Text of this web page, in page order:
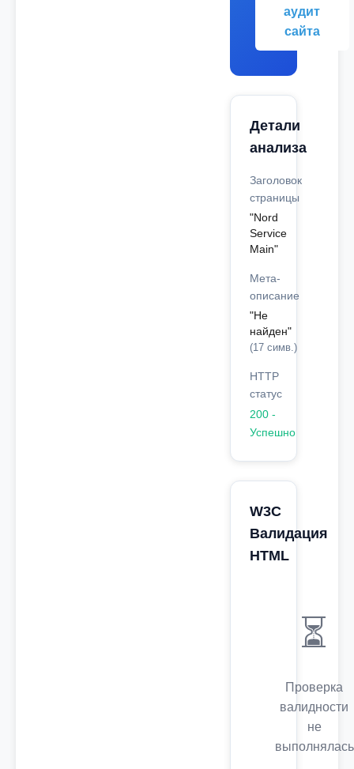
аудит
сайта
Детали
анализа
Заголовок
страницы
"Nord
Service
Main"
Мета-
описание
"Не
найден"
(17 симв.)
HTTP
статус
200 -
Успешно
W3C
Валидация
HTML
⏳
Проверка
валидности
не
выполнялась